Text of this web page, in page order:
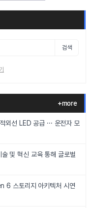
검색
+more
선 LED 공급 ··· 운전자 모
및 혁신 교육 통해 글로벌
6 스토리지 아키텍처 시연